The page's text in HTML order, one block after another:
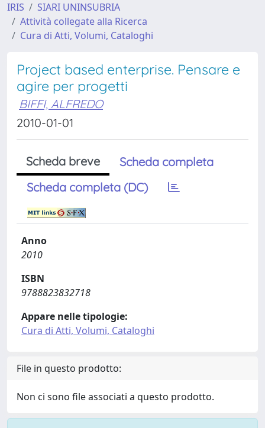
IRIS
SIARI UNINSUBRIA
Attività collegate alla Ricerca
Cura di Atti, Volumi, Cataloghi
Project based enterprise. Pensare e
agire per progetti
BIFFI, ALFREDO
2010-01-01
Scheda breve
Scheda completa
Scheda completa (DC)
Anno
2010
ISBN
9788823832718
Appare nelle tipologie:
Cura di Atti, Volumi, Cataloghi
File in questo prodotto:
Non ci sono file associati a questo prodotto.